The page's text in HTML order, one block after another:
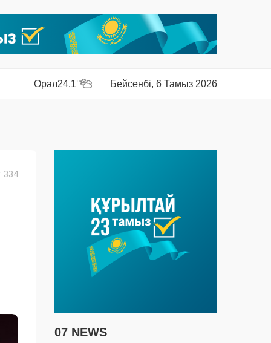
Орал24.1° Бейсенбі, 6 Тамыз 2026
334
07 NEWS